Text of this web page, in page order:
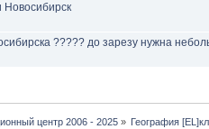
Новосибирск
????? до зарезу нужна
центр 2006 - 2025» География